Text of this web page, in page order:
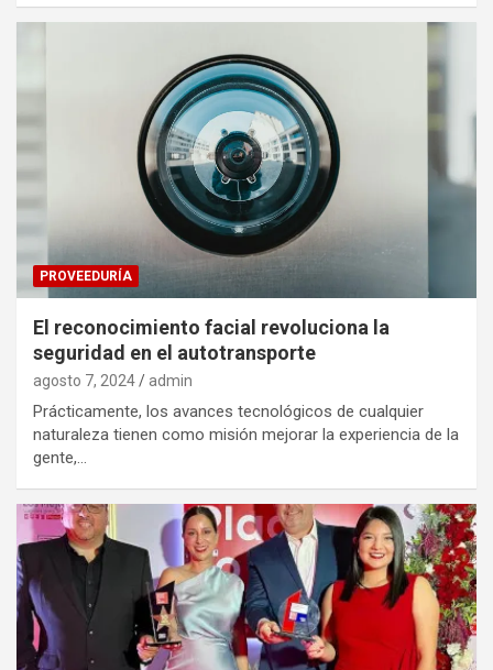
PROVEEDURÍA
El reconocimiento facial revoluciona la
seguridad en el autotransporte
agosto 7, 2024 admin
Prácticamente, los avances tecnológicos de cualquier
naturaleza tienen como misión mejorar la experiencia de la
gente,…